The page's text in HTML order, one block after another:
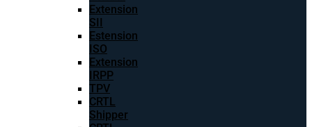
Extension
SII
Estension
ISO
Extension
IRPP
TPV
CRTL
Shipper